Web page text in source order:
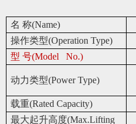
名 称(Name)
操作类型(Operation Type)
型 号(Model No.)
动力类型(Power Type)
载重(Rated Capacity)
最大起升高度(Max.Lifting